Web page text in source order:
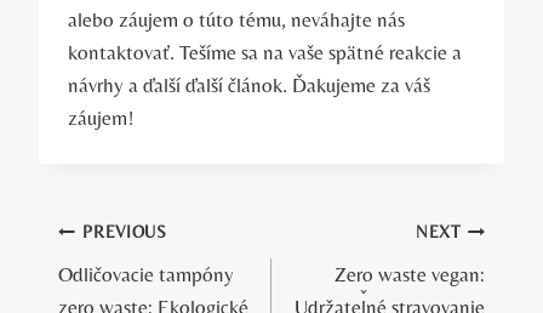
alebo záujem o túto tému, neváhajte nás
kontaktovať. Tešíme sa na vaše spätné reakcie a
návrhy a ďalší ďalší článok. Ďakujeme za váš
záujem!
Navigácia
v
PREVIOUS
Odličovacie tampóny
zero waste: Ekologické
NEXT
Zero waste vegan:
Udržateľné stravovanie